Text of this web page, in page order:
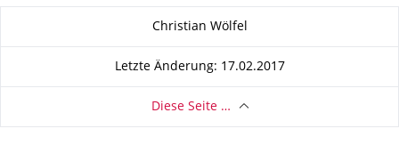
Christian Wölfel
Letzte Änderung: 17.02.2017
Diese Seite …